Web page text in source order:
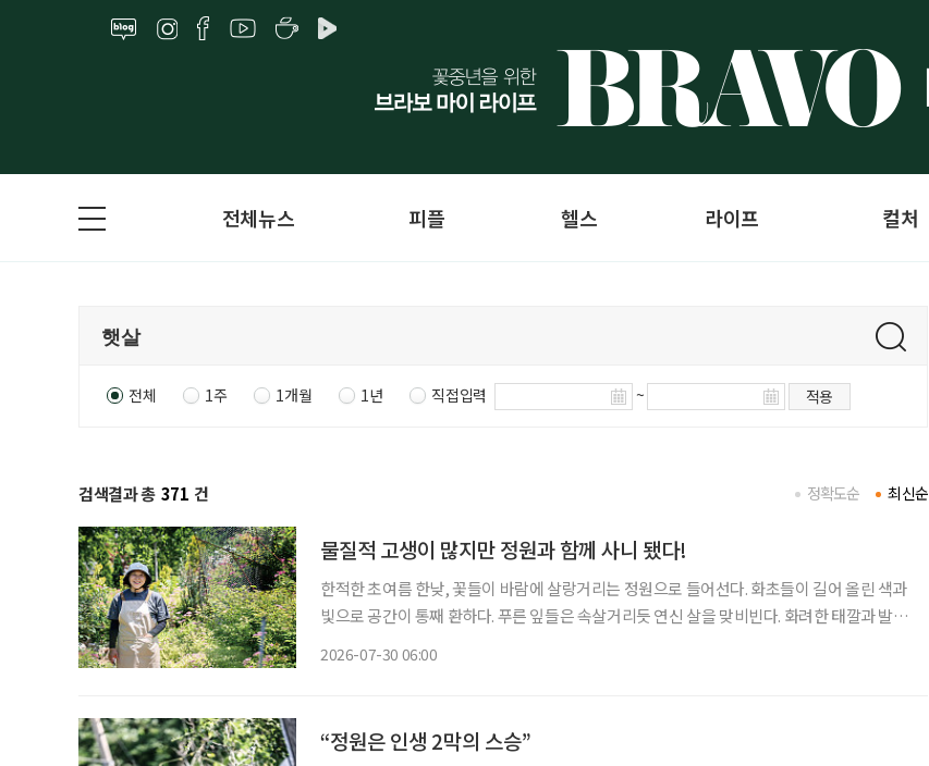
전체뉴스 피플 헬스 라이프 컬처
전체 1주 1개월 1년 직접입력 ~ 적용
검색결과 총 371 건 최신순
정확도순
물질적 고생이 많지만 정원과 함께 사니 됐다!
한적한 초여름 한낮, 꽃들이 바람에 살랑거리는 정원으로 들어선다. 화초들이 길어 올린 색과
빛으로 공간이 통째 환하다. 푸른 잎들은 속살거리듯 연신 살을 맞비빈다. 화려한 태깔과 발랄
2026-07-30 06:00
“정원은 인생 2막의 스승”